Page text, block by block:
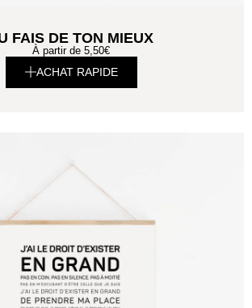
FAIS DE TON MIEUX
À partir de 5,50€
ACHAT RAPIDE